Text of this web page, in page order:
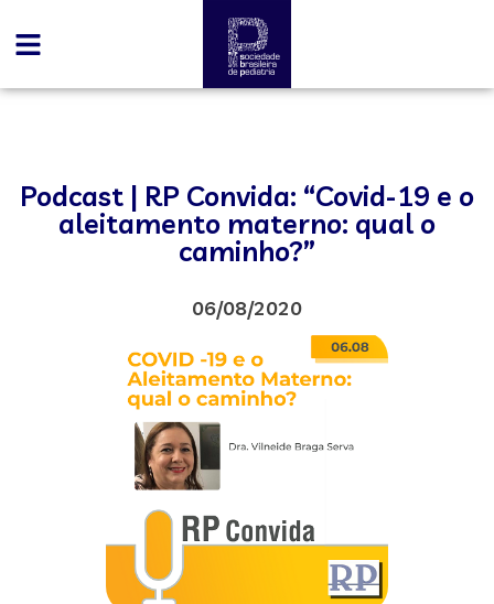
Podcast | RP Convida: “Covid-19 e o
aleitamento materno: qual o
caminho?”
06/08/2020